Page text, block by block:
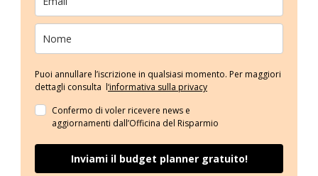
Puoi annullare l’iscrizione in qualsiasi momento. Per maggiori
dettagli consulta l‘informativa sulla privacy
Confermo di voler ricevere news e
aggiornamenti dall’Officina del Risparmio
Inviami il budget planner gratuito!